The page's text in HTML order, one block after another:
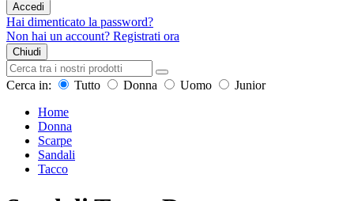
Accedi
Hai dimenticato la password?
Non hai un account? Registrati ora
Chiudi
Cerca in: Tutto Donna Uomo
Junior
Home
Donna
Scarpe
Sandali
Tacco